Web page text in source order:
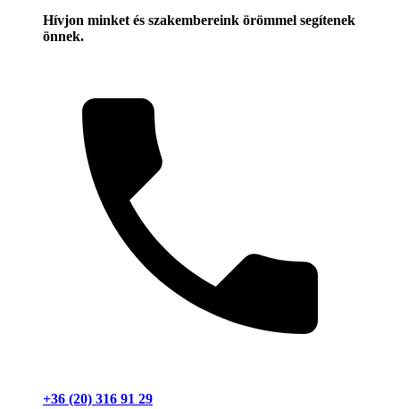
Hívjon minket és szakembereink örömmel segítenek
önnek.
+36 (20) 316 91 29